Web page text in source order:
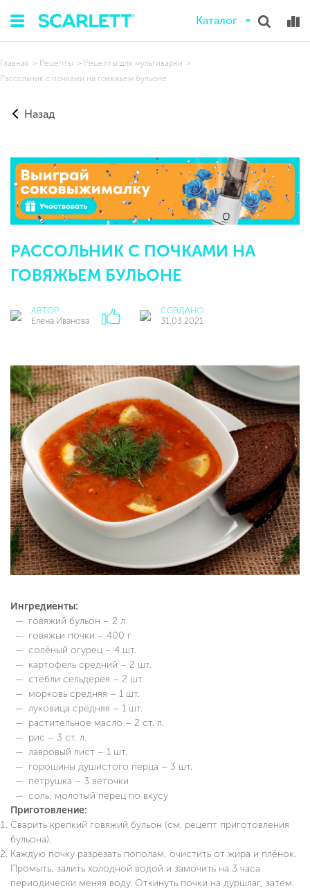
Каталог
Главная Рецепты
Рецепты для мультиварки
Рассольник с почками на говяжьем бульоне
Назад
РАССОЛЬНИК С ПОЧКАМИ НА
ГОВЯЖЬЕМ БУЛЬОНЕ
АВТОР
Елена Иванова
СОЗДАНО
31.03.2021
Ингредиенты:
говяжий бульон – 2 л
говяжьи почки – 400 г
солёный огурец – 4 шт.
картофель средний – 2 шт.
стебли сельдерея – 2 шт.
морковь средняя – 1 шт.
луковица средняя – 1 шт.
растительное масло – 2 ст. л.
рис – 3 ст. л.
лавровый лист – 1 шт.
горошины душистого перца – 3 шт.
петрушка – 3 веточки
соль, молотый перец по вкусу
Приготовление:
Сварить крепкий говяжий бульон (см. рецепт приготовления
бульона).
Каждую почку разрезать пополам, очистить от жира и плёнок.
Промыть, залить холодной водой и замочить на 3 часа
периодически меняя воду. Откинуть почки на дуршлаг, затем